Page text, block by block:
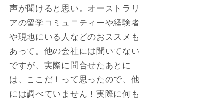
声が聞けると思い。オーストラリ
アの留学コミュニティーや経験者
や現地にいる人などのおススメも
あって。他の会社には聞いてない
ですが、実際に問合せたあとに
は、ここだ！って思ったので、他
には調べていません！実際に何も